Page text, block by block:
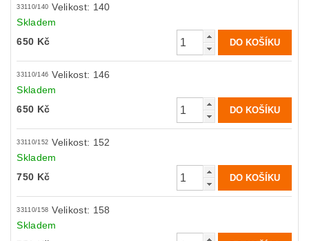
33110/140 Velikost: 140
Skladem
650 Kč
33110/146 Velikost: 146
Skladem
650 Kč
33110/152 Velikost: 152
Skladem
750 Kč
33110/158 Velikost: 158
Skladem